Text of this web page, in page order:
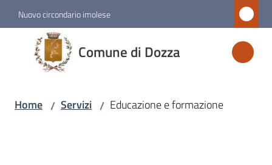
Vai al contenuto
Vai alla navigazione
Vai al footer
Nuovo circondario imolese
Comune di Dozza
Comune
di
Dozza
Home / Servizi / Educazione e formazione